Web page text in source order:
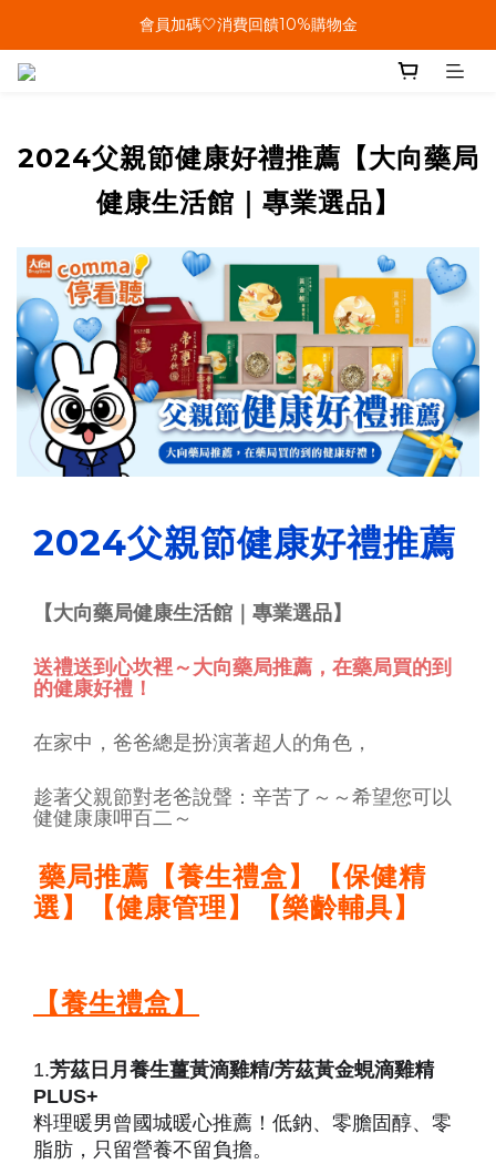
單筆結帳金額滿899🤍超取/郵寄免運費
會員加碼🤍消費回饋10%購物金
2024父親節健康好禮推薦【大向藥局
健康生活館｜專業選品】
2024父親節健康好禮推薦
【大向藥局健康生活館｜專業選品】
送禮送到心坎裡～大向藥局推薦，在藥局買的到
的健康好禮！
在家中，爸爸總是扮演著超人的角色，
趁著父親節對老爸說聲：辛苦了～～希望您可以
健健康康呷百二～
藥局推薦【養生禮盒】【保健精
選】【健康管理】【樂齡輔具】
【養生禮盒】
1.芳茲日月養生薑黃滴雞精/芳茲黃金蜆滴雞精
PLUS+
料理暖男曾國城暖心推薦！低鈉、零膽固醇、零
脂肪，只留營養不留負擔。